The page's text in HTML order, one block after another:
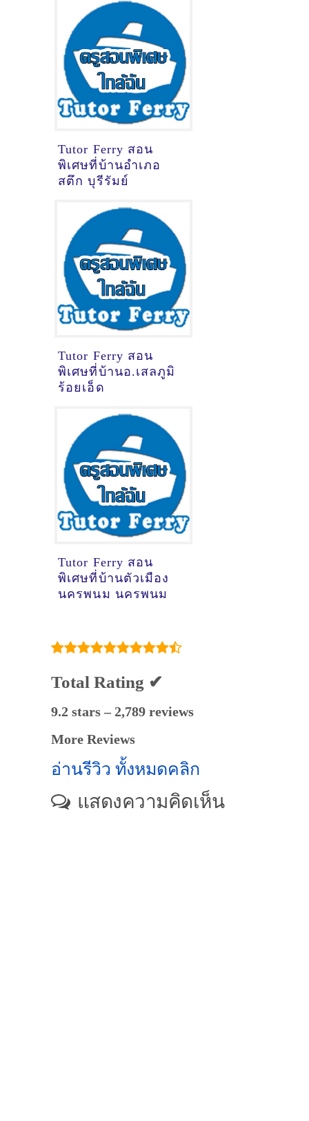
รัตนโกสินทร์
นครปฐม
Tutor Ferry สอน
พิเศษที่บ้านอำเภอ
สตึก บุรีรัมย์
Tutor Ferry สอน
พิเศษที่บ้านอ.เสลภูมิ
ร้อยเอ็ด
Tutor Ferry สอน
พิเศษที่บ้านตัวเมือง
นครพนม นครพนม
Total Rating ✔
9.2 stars – 2,789 reviews
More Reviews
อ่านรีวิว ทั้งหมดคลิก
แสดงความคิดเห็น